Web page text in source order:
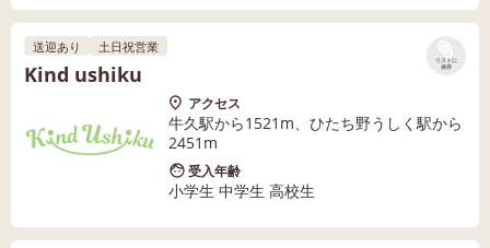
リストに
保存
送迎あり 土日祝営業
Kind ushiku
アクセス
牛久駅から1521m、ひたち野うしく駅から
2451m
受入年齢
小学生 中学生 高校生